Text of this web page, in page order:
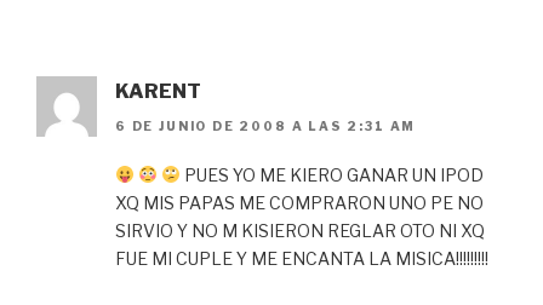
KARENT
6 DE JUNIO DE 2008 A LAS 2:31 AM
PUES YO ME KIERO GANAR UN IPOD
XQ MIS PAPAS ME COMPRARON UNO PE NO
SIRVIO Y NO M KISIERON REGLAR OTO NI XQ
FUE MI CUPLE Y ME ENCANTA LA MISICA!!!!!!!!!